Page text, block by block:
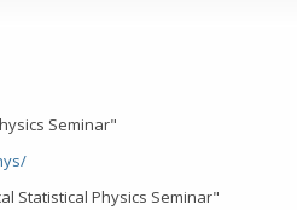
Seminar"
Statistical Physics Seminar"